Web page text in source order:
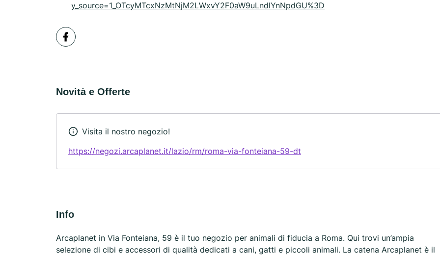
y_source=1_OTcyMTcxNzMtNjM2LWxvY2F0aW9uLndlYnNpdGU%3D
Novità e Offerte
Visita il nostro negozio!
https://negozi.arcaplanet.it/lazio/rm/roma-via-fonteiana-59-dt
Info
Arcaplanet in Via Fonteiana, 59 è il tuo negozio per animali di fiducia a Roma. Qui trovi un’ampia
selezione di cibi e accessori di qualità dedicati a cani, gatti e piccoli animali. La catena Arcaplanet è il